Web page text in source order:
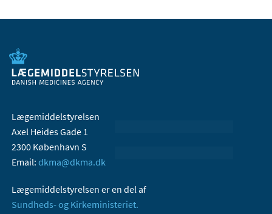
Lægemiddelstyrelsen
Axel Heides Gade 1
2300 København S
Email: dkma@dkma.dk
Lægemiddelstyrelsen er en del af
Sundheds- og Kirkeministeriet.